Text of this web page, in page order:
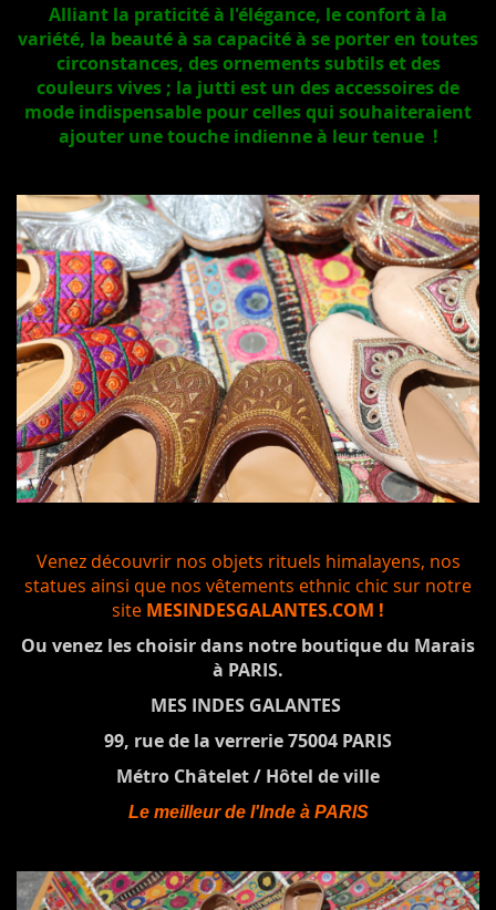
Alliant la praticité à l'élégance, le confort à la
variété, la beauté à sa capacité à se porter en toutes
circonstances, des ornements subtils et des
couleurs vives ; la jutti est un des accessoires de
mode indispensable pour celles qui souhaiteraient
ajouter une touche indienne à leur tenue !
Venez découvrir nos objets rituels himalayens, nos
statues ainsi que nos vêtements ethnic chic sur notre
site MESINDESGALANTES.COM !
Ou venez les choisir dans notre boutique du Marais
à PARIS.
MES INDES GALANTES
99, rue de la verrerie 75004 PARIS
Métro Châtelet / Hôtel de ville
Le meilleur de l'Inde à PARIS